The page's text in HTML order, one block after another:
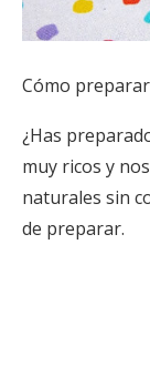
Cómo
¿Has
muy ricos y
naturales sin
de preparar.